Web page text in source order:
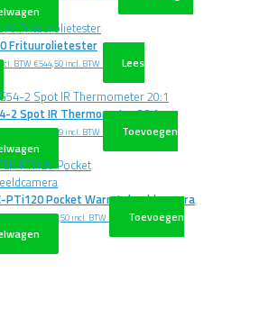
Frituurolietester
BTW€544,50 incl. BTW
Lees
2 Spot IR Thermometer 20:1
BTW€216,59 incl. BTW
Toevoegen
PTi120 Pocket Warmtebeeldcamera
BTW€1.149,50 incl. BTW
Toevoegen